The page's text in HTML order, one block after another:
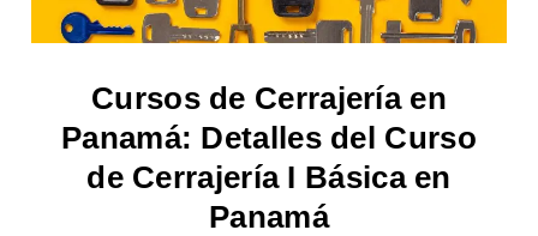
Cursos de Cerrajería en
Panamá: Detalles del Curso
de Cerrajería I Básica en
Panamá